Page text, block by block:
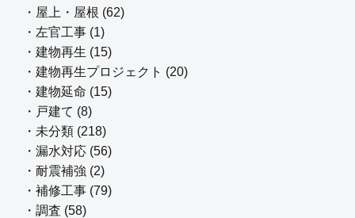
・屋上・屋根 (62)
・左官工事 (1)
・建物再生 (15)
・建物再生プロジェクト (20)
・建物延命 (15)
・戸建て (8)
・未分類 (218)
・漏水対応 (56)
・耐震補強 (2)
・補修工事 (79)
・調査 (58)